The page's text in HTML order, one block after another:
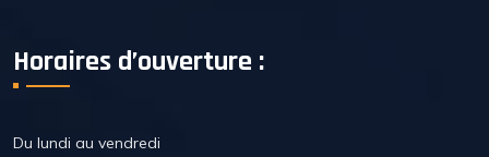
Horaires d’ouverture :
Du lundi au vendredi